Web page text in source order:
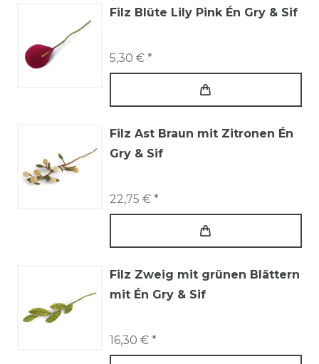
Filz Blüte Lily Pink Én Gry & Sif
5,30 € *
Filz Ast Braun mit Zitronen Én
Gry & Sif
22,75 € *
Filz Zweig mit grünen Blättern
mit Én Gry & Sif
16,30 € *